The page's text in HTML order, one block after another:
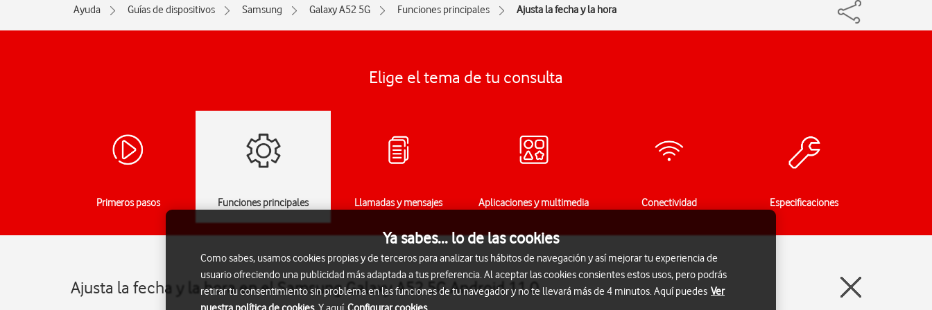
Ayuda Guías de dispositivos Samsung Galaxy A52 5G Funciones principales Ajusta la fecha y la hora
Elige el tema de tu consulta
Primeros pasos Funciones principales Llamadas y mensajes Aplicaciones y multimedia Conectividad Especificaciones
Ajusta la fecha y la hora en el Samsung Galaxy A52 5G Android 11.0
Ya sabes... lo de las cookies
Como sabes, usamos cookies propias y de terceros para analizar tus hábitos de navegación y así mejorar tu experiencia de
usuario ofreciendo una publicidad más adaptada a tus preferencia. Al aceptar las cookies consientes estos usos, pero podrás
retirar tu consentimiento sin problema en las funciones de tu navegador y no te llevará más de 4 minutos. Aquí puedes Ver